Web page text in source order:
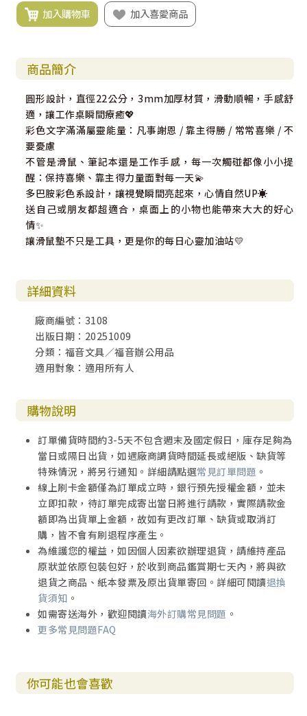
加入購物車 加入喜愛商品
商品簡介
圓形設計，直徑22公分，3mm加厚材質，滑動順暢，手感舒
適，讓工作桌瞬間療癒💖
彩色文字滿滿屬靈能量：凡事謝恩 / 靠主得勝 / 常常喜樂 / 不
要憂慮
不管是滑鼠、筆記本還是工作手感，每一次觸碰都像小小提
醒：保持喜樂、靠主得力量面對每一天💫
多巴胺彩色系設計，讓視覺瞬間亮起來，心情自然UP☀️
送自己或朋友都超適合，桌面上的小物也能帶來大大的好心
情✨
讓滑鼠墊不只是工具，更是你的每日心靈加油站💛
詳細資料
廠商編號：3108
出版日期：20251009
分類：福音文具／福音辦公用品
適用對象：適用所有人
購物說明
訂單備貨時間約3-5天不包含週末及國定假日，庫存足夠為
當日或隔日出貨，如遇廠商調貨時間延長或絕版、缺貨等
特殊情況，將另行通知。詳細請點選常見訂單問題 。
線上刷卡金額僅為訂單成立時，銀行預先授權金額，並未
立即扣款，待訂單完成寄出當日將進行請款，實際請款金
額即為出貨單上金額，故如有更改訂單、缺貨或取消訂
購，皆不會有刷退程序產生。
為維護您的權益，如因個人因素欲辦理退貨，請維持產品
原狀並依原包裝包好，於收到商品鑑賞期七天內，將與欲
退貨之商品、紙本發票及原出貨單寄回。詳細可閱讀退換
貨須知 。
如需寄送海外，歡迎閱讀海外訂購常見問題 。
更多常見問題FAQ
你可能也會喜歡